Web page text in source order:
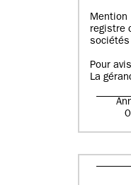
registre
sociétés
Pour avis
La